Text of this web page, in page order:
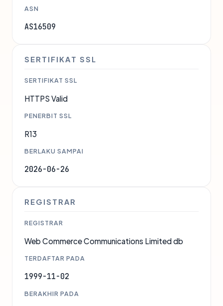
ASN
AS16509
SERTIFIKAT SSL
SERTIFIKAT SSL
HTTPS Valid
PENERBIT SSL
R13
BERLAKU SAMPAI
2026-06-26
REGISTRAR
REGISTRAR
Web Commerce Communications Limited db
TERDAFTAR PADA
1999-11-02
BERAKHIR PADA